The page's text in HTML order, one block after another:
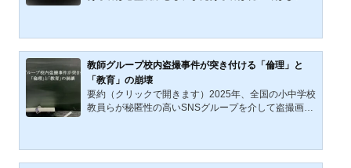
る。本記事では、この原因不明の不可解な現象――
『中電病』の謎に迫る。『中電病』とは何か？ 原因と
研究の現状2021年以降、JR東日本の中央・総武線各
駅停車（三鷹～千葉間）において、運転士の突発的な
意識障害が頻発している。この現象は、中野電車区
（現・中野統括センター中野南乗務ユニット）に所属
教師グループ校内盗撮事件が突き付ける「倫理」と
「教育」の崩壊
要約（クリックで開きます）2025年、全国の小中学校
教員らが秘匿性の高いSNSグループを介して盗撮画像
されている。匿名性を利用した組織化は「闇バイト」
にも類似し、教育現場の規範意識の崩壊を示す。政